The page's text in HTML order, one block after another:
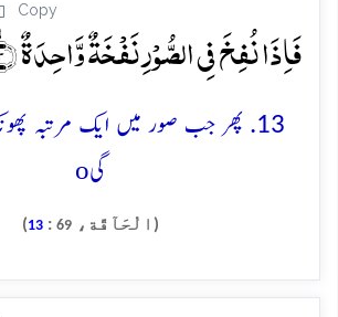
Copy
فَاِذَا نُفِخَ فِی الصُّوۡرِ نَفۡخَۃٌ وَّاحِدَۃٌ ﴿ۙ۱۳﴾
13. پھر جب صور میں ایک مرتبہ
گیo
(الْحَآقَّة، 69
:
13
)